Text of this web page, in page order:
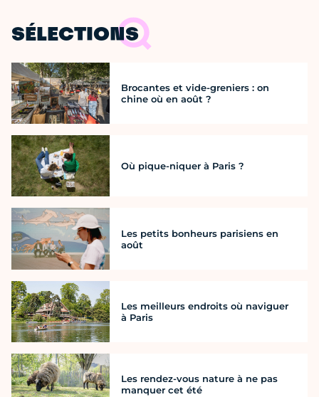
SÉLECTIONS
Brocantes et vide-greniers : on
chine où en août ?
Où pique-niquer à Paris ?
Les petits bonheurs parisiens en
août
Les meilleurs endroits où naviguer
à Paris
Les rendez-vous nature à ne pas
manquer cet été